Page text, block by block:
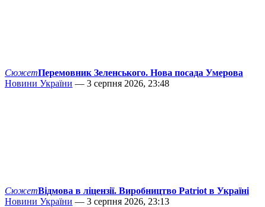
СюжетПеремовник Зеленського. Нова посада Умерова
Новини України — 3 серпня 2026, 23:48
СюжетВідмова в ліцензії. Виробництво Patriot в Україні
Новини України — 3 серпня 2026, 23:13